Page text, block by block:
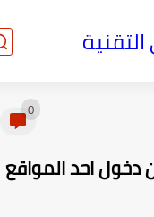
احد المواقع